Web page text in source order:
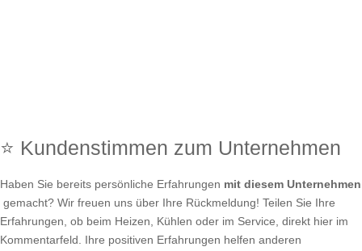
⭐ Kundenstimmen zum Unternehmen
Haben Sie bereits persönliche Erfahrungen mit diesem Unternehmen
gemacht? Wir freuen uns über Ihre Rückmeldung! Teilen Sie Ihre
Erfahrungen, ob beim Heizen, Kühlen oder im Service, direkt hier im
Kommentarfeld. Ihre positiven Erfahrungen helfen anderen